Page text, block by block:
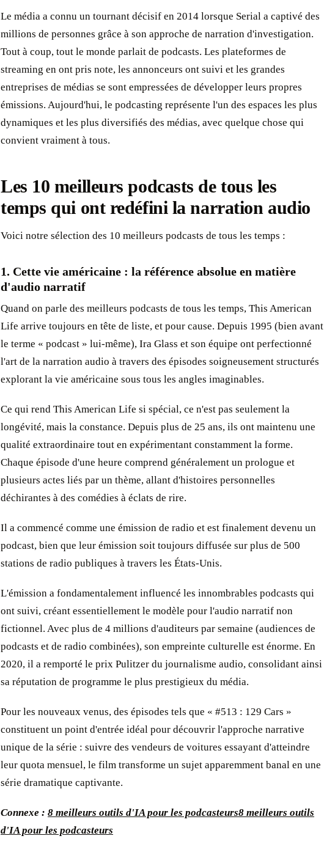
Le média a connu un tournant décisif en 2014 lorsque Serial a captivé des
millions de personnes grâce à son approche de narration d'investigation.
Tout à coup, tout le monde parlait de podcasts. Les plateformes de
streaming en ont pris note, les annonceurs ont suivi et les grandes
entreprises de médias se sont empressées de développer leurs propres
émissions. Aujourd'hui, le podcasting représente l'un des espaces les plus
dynamiques et les plus diversifiés des médias, avec quelque chose qui
convient vraiment à tous.
Les 10 meilleurs podcasts de tous les
temps qui ont redéfini la narration audio
Voici notre sélection des 10 meilleurs podcasts de tous les temps :
1. Cette vie américaine : la référence absolue en matière
d'audio narratif
Quand on parle des meilleurs podcasts de tous les temps, This American
Life arrive toujours en tête de liste, et pour cause. Depuis 1995 (bien avant
le terme « podcast » lui-même), Ira Glass et son équipe ont perfectionné
l'art de la narration audio à travers des épisodes soigneusement structurés
explorant la vie américaine sous tous les angles imaginables.
Ce qui rend This American Life si spécial, ce n'est pas seulement la
longévité, mais la constance. Depuis plus de 25 ans, ils ont maintenu une
qualité extraordinaire tout en expérimentant constamment la forme.
Chaque épisode d'une heure comprend généralement un prologue et
plusieurs actes liés par un thème, allant d'histoires personnelles
déchirantes à des comédies à éclats de rire.
Il a commencé comme une émission de radio et est finalement devenu un
podcast, bien que leur émission soit toujours diffusée sur plus de 500
stations de radio publiques à travers les États-Unis.
L'émission a fondamentalement influencé les innombrables podcasts qui
ont suivi, créant essentiellement le modèle pour l'audio narratif non
fictionnel. Avec plus de 4 millions d'auditeurs par semaine (audiences de
podcasts et de radio combinées), son empreinte culturelle est énorme. En
2020, il a remporté le prix Pulitzer du journalisme audio, consolidant ainsi
sa réputation de programme le plus prestigieux du média.
Pour les nouveaux venus, des épisodes tels que « #513 : 129 Cars »
constituent un point d'entrée idéal pour découvrir l'approche narrative
unique de la série : suivre des vendeurs de voitures essayant d'atteindre
leur quota mensuel, le film transforme un sujet apparemment banal en une
série dramatique captivante.
Connexe : 8 meilleurs outils d'IA pour les podcasteurs8 meilleurs outils
d'IA pour les podcasteurs